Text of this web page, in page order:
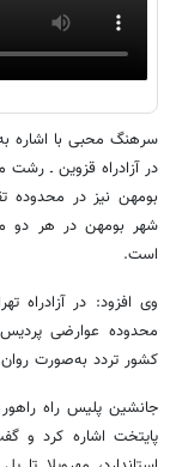
سرهنگ محبی با اشاره
در آزادراه قزوین ـ
بومهن نیز در محدوده
شهر بومهن در هر دو
است.
وی افزود: در آزادراه
محدوده عوارضی
کشور تردد به‌صورت روان
جانشین پلیس راه
پایتخت اشاره کرد و